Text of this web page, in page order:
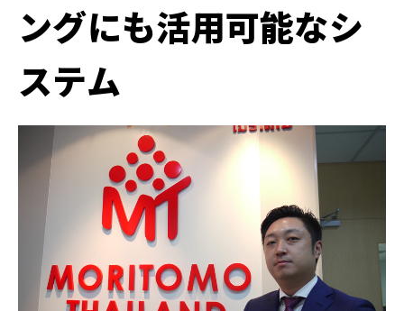
ングにも活用可能なシ
ステム